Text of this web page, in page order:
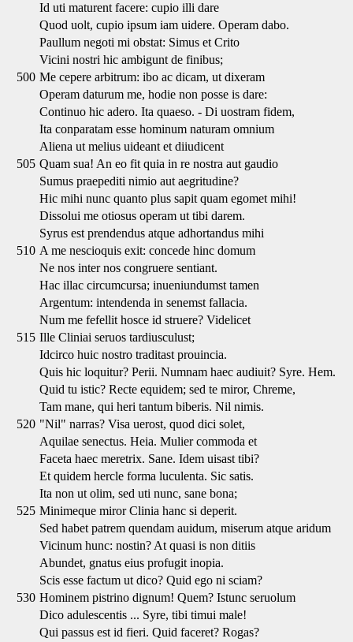
Id uti maturent facere: cupio illi dare
Quod uolt, cupio ipsum iam uidere. Operam dabo.
Paullum negoti mi obstat: Simus et Crito
Vicini nostri hic ambigunt de finibus;
500 Me cepere arbitrum: ibo ac dicam, ut dixeram
Operam daturum me, hodie non posse is dare:
Continuo hic adero. Ita quaeso. - Di uostram fidem,
Ita conparatam esse hominum naturam omnium
Aliena ut melius uideant et diiudicent
505 Quam sua! An eo fit quia in re nostra aut gaudio
Sumus praepediti nimio aut aegritudine?
Hic mihi nunc quanto plus sapit quam egomet mihi!
Dissolui me otiosus operam ut tibi darem.
Syrus est prendendus atque adhortandus mihi
510 A me nescioquis exit: concede hinc domum
Ne nos inter nos congruere sentiant.
Hac illac circumcursa; inueniundumst tamen
Argentum: intendenda in senemst fallacia.
Num me fefellit hosce id struere? Videlicet
515 Ille Cliniai seruos tardiusculust;
Idcirco huic nostro traditast prouincia.
Quis hic loquitur? Perii. Numnam haec audiuit? Syre. Hem.
Quid tu istic? Recte equidem; sed te miror, Chreme,
Tam mane, qui heri tantum biberis. Nil nimis.
520 "Nil" narras? Visa uerost, quod dici solet,
Aquilae senectus. Heia. Mulier commoda et
Faceta haec meretrix. Sane. Idem uisast tibi?
Et quidem hercle forma luculenta. Sic satis.
Ita non ut olim, sed uti nunc, sane bona;
525 Minimeque miror Clinia hanc si deperit.
Sed habet patrem quendam auidum, miserum atque aridum
Vicinum hunc: nostin? At quasi is non ditiis
Abundet, gnatus eius profugit inopia.
Scis esse factum ut dico? Quid ego ni sciam?
530 Hominem pistrino dignum! Quem? Istunc seruolum
Dico adulescentis ... Syre, tibi timui male!
Qui passus est id fieri. Quid faceret? Rogas?